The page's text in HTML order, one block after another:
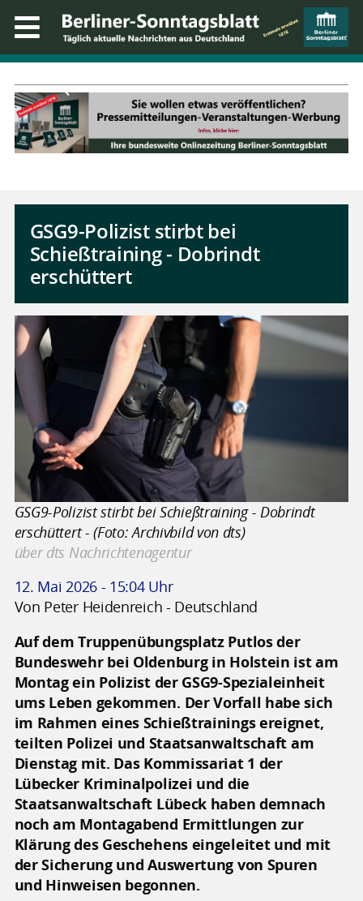
GSG9-Polizist stirbt bei
Schießtraining - Dobrindt
erschüttert
GSG9-Polizist stirbt bei Schießtraining - Dobrindt
erschüttert - (Foto: Archivbild von dts)
über dts Nachrichtenagentur
12. Mai 2026 - 15:04 Uhr
Von Peter Heidenreich - Deutschland
Auf dem Truppenübungsplatz Putlos der
Bundeswehr bei Oldenburg in Holstein ist am
Montag ein Polizist der GSG9-Spezialeinheit
ums Leben gekommen. Der Vorfall habe sich
im Rahmen eines Schießtrainings ereignet,
teilten Polizei und Staatsanwaltschaft am
Dienstag mit. Das Kommissariat 1 der
Lübecker Kriminalpolizei und die
Staatsanwaltschaft Lübeck haben demnach
noch am Montagabend Ermittlungen zur
Klärung des Geschehens eingeleitet und mit
der Sicherung und Auswertung von Spuren
und Hinweisen begonnen.